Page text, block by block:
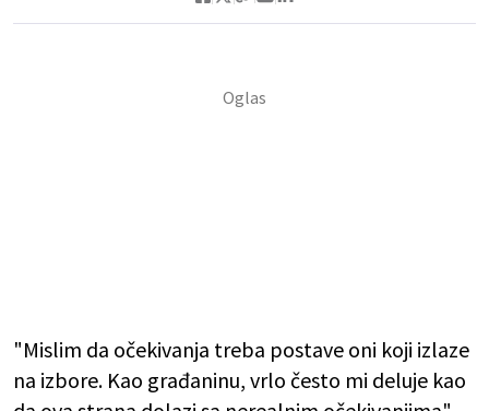
"Mislim da očekivanja treba postave oni koji izlaze
na izbore. Kao građaninu, vrlo često mi deluje kao